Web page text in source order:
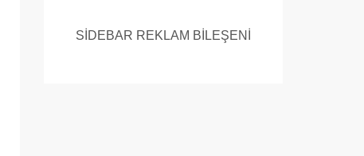
SİDEBAR REKLAM BİLEŞENİ